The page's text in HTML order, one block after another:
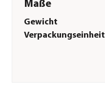
Maße
Gewicht
Verpackungseinheit